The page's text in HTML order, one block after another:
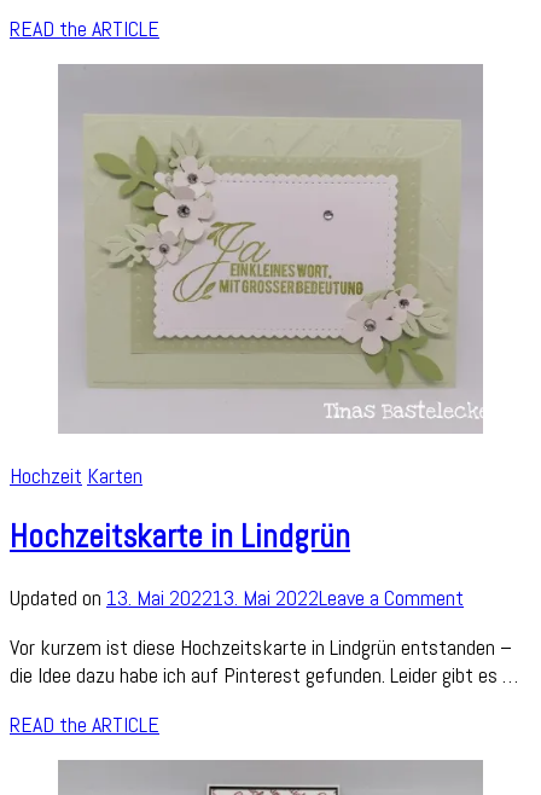
READ the ARTICLE
Hochzeit Karten
Hochzeitskarte in Lindgrün
Updated on 13. Mai 202213. Mai 2022Leave a Comment
in
Lindgrün
Vor kurzem ist diese Hochzeitskarte in Lindgrün entstanden –
die Idee dazu habe ich auf Pinterest gefunden. Leider gibt es …
READ the ARTICLE